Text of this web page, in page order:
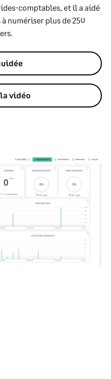
comptables, et il a aidé
numériser plus de 250
vidéo